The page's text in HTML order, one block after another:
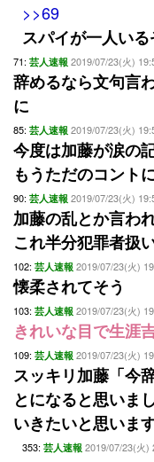
>>69
スパイが一人いる
71: 芸人速報 2019/07/23(火)
辞めるなら文句言
に
85: 芸人速報 2019/07/23(火)
今度は加藤が涙の
もうただのコント
90: 芸人速報 2019/07/23(火)
加藤の乱とか言わ
これ半分犯罪者扱
102: 芸人速報 2019/07/23(火)
懐柔されてそう
103: 芸人速報 2019/07/23(火)
きれいな目で生涯
109: 芸人速報 2019/07/23(火)
スッキリ加藤「今
とになると思いま
いきたいと思いま
353: 芸人速報 2019/07/23(火)